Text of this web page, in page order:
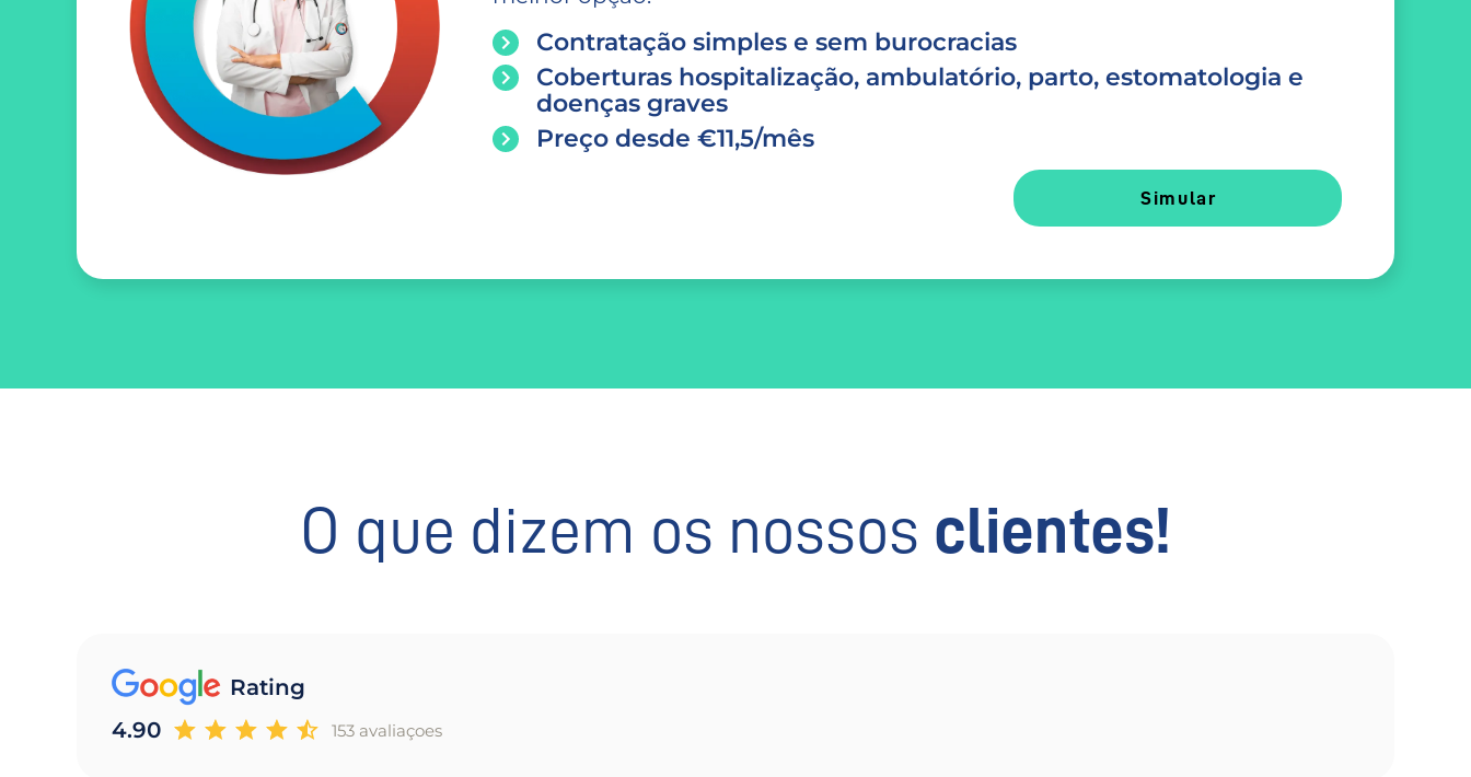
Contratação simples e sem burocracias
Coberturas hospitalização, ambulatório, parto, estomatologia e
doenças graves
Preço desde €11,5/mês
Simular
O que dizem os nossos clientes!
Rating
4.90
153 avaliaçoes